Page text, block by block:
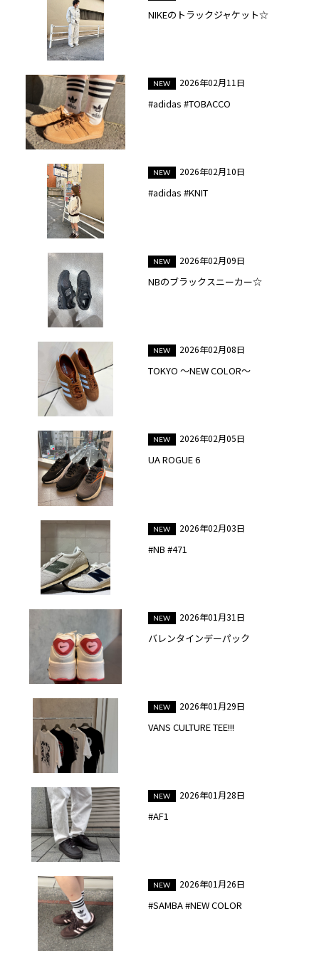
NIKEのトラックジャケット☆
2026年02月11日
#adidas #TOBACCO
2026年02月10日
#adidas #KNIT
2026年02月09日
NBのブラックスニーカー☆
2026年02月08日
TOKYO ～NEW COLOR～
2026年02月05日
UA ROGUE 6
2026年02月03日
#NB #471
2026年01月31日
バレンタインデーパック
2026年01月29日
VANS CULTURE TEE!!!
2026年01月28日
#AF1
2026年01月26日
#SAMBA #NEW COLOR